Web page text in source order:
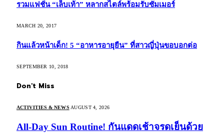
รวมแฟชั่น “เล็บเท้า” หลากสไตล์พร้อมรับซัมเมอร์
MARCH 20, 2017
กินแล้วหน้าเด็ก! 5 “อาหารอายุยืน” ที่สาวญี่ปุ่นขอบอกต่อ
SEPTEMBER 10, 2018
Don't Miss
ACTIVITIES & NEWS AUGUST 4, 2026
All-Day Sun Routine! กันแดดเช้าจรดเย็นด้วย